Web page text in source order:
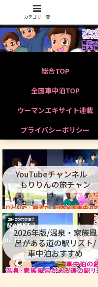
総合TOP
全国車中泊TOP
ウーマンエキサイト連載
プライバシーポリシー
YouTubeチャンネル
もりりんの旅チャン
2026年版/温泉・家族風
呂がある道の駅リスト/
車中泊おすすめ
カテゴリ一覧